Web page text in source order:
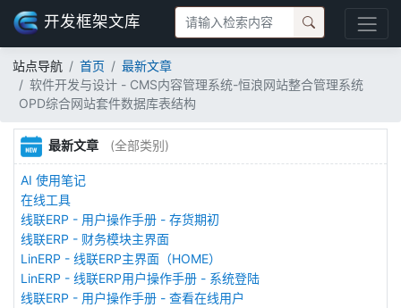
开发框架文库
站点导航 首页
最新文章
软件开发与设计 - CMS内容管理系统-恒浪网站整合管理系统
OPD综合网站套件数据库表结构
最新文章 (全部类别)
AI 使用笔记
在线工具
线联ERP - 用户操作手册 - 存货期初
线联ERP - 财务模块主界面
LinERP - 线联ERP主界面（HOME）
LinERP - 线联ERP用户操作手册 - 系统登陆
线联ERP - 用户操作手册 - 查看在线用户